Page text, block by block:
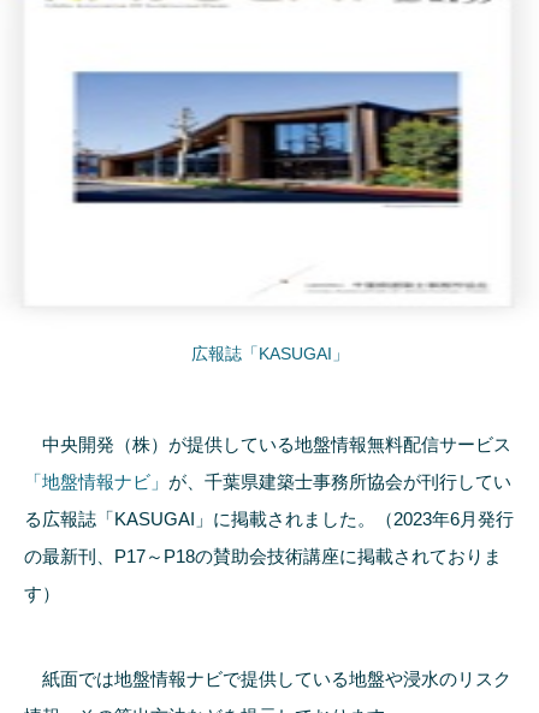
広報誌「KASUGAI」
中央開発（株）が提供している地盤情報無料配信サービス
「地盤情報ナビ」 が、千葉県建築士事務所協会が刊行してい
る広報誌「KASUGAI」に掲載されました。（2023年6月発行
の最新刊、P17～P18の賛助会技術講座に掲載されておりま
す）
紙面では地盤情報ナビで提供している地盤や浸水のリスク